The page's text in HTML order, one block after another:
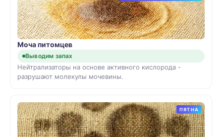
Моча питомцев
Выводим запах
Нейтрализаторы на основе активного кислорода -
разрушают молекулы мочевины.
ПЯТНА